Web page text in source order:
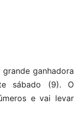
ganhadora
sábado (9). O
e vai levar